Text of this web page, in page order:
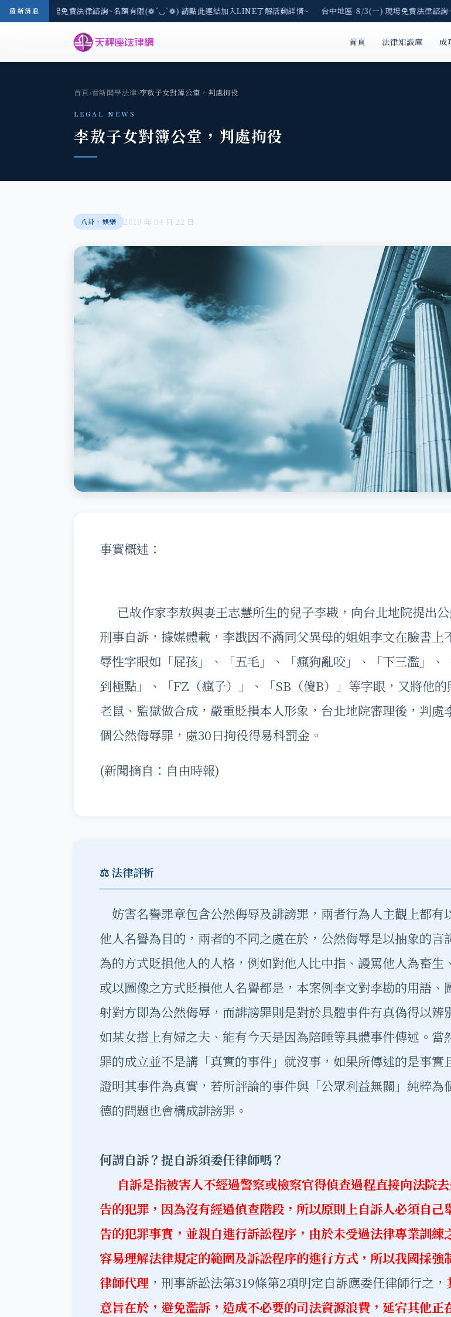
最新消息
8/3(一) 現場免費法律諮詢~名額有限(❁´◡`❁) 請點此連結加入LINE了解活動詳情~ 台中地區-8/3(一) 現場免費法律諮詢~
首頁 法律知識庫 成
首頁›看新聞學法律›李敖子女對簿公堂，判處拘役
LEGAL NEWS
李敖子女對簿公堂，判處拘役
八卦‧娛樂 2019 年 04 月 22 日
事實概述：
已故作家李敖與妻王志慧所生的兒子李戡，向台北地院提出
刑事自訴，據媒體載，李戡因不滿同父異母的姐姐李文在臉書上
辱性字眼如「屁孩」、「五毛」、「瘋狗亂咬」、「下三濫」、
到極點」、「FZ（瘋子）」、「SB（傻B）」等字眼，又將他的
老鼠、監獄做合成，嚴重貶損本人形象，台北地院審理後，判處
個公然侮辱罪，處30日拘役得易科罰金。
(新聞摘自：自由時報)
⚖️ 法律評析
妨害名譽罪章包含公然侮辱及誹謗罪，兩者行為人主觀上都有
他人名譽為目的，兩者的不同之處在於，公然侮辱是以抽象的言
為的方式貶損他人的人格，例如對他人比中指、謾罵他人為畜生
或以圖像之方式貶損他人名譽都是，本案例李文對李勘的用語、
射對方即為公然侮辱，而誹謗罪則是對於具體事件有真偽得以辨
如某女搭上有婦之夫、能有今天是因為陪睡等具體事件傳述。當
罪的成立並不是講「真實的事件」就沒事，如果所傳述的是事實
證明其事件為真實，若所評論的事件與「公眾利益無關」純粹為
德的問題也會構成誹謗罪。
何謂自訴？提自訴須委任律師嗎？
自訴是指被害人不經過警察或檢察官得偵查過程直接向法院
告的犯罪，因為沒有經過偵查階段，所以原則上自訴人必須自己
告的犯罪事實，並親自進行訴訟程序，由於未受過法律專業訓練
容易理解法律規定的範圍及訴訟程序的進行方式，所以我國採強
律師代理 ，刑事訴訟法第319條第2項明定自訴應委任律師行之，
意旨在於，避免濫訴，造成不必要的司法資源浪費，延宕其他正